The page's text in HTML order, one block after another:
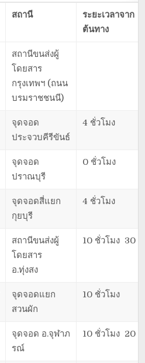
สถานี
ระยะเวลาจาก
ต้นทาง
สถานีขนส่งผู้
โดยสาร
กรุงเทพฯ (ถนน
บรมราชชนนี)
จุดจอด
ประจวบคีรีขันธ์
4 ชั่วโมง
จุดจอด
ปราณบุรี
0 ชั่วโมง
จุดจอดสี่แยก
กุยบุรี
4 ชั่วโมง
สถานีขนส่งผู้
โดยสาร
อ.ทุ่งสง
10 ชั่วโมง 30
จุดจอดแยก
สวนผัก
10 ชั่วโมง
จุดจอด อ.จุฬาภ
รณ์
10 ชั่วโมง 20